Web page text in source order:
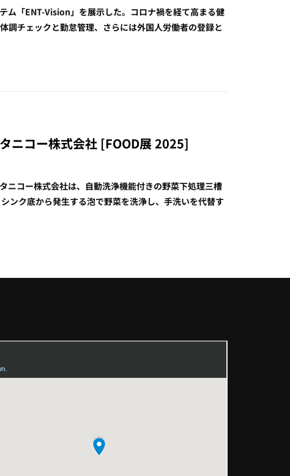
ム「ENT-Vision」を展示した。コロナ禍を経て高まる健
調チェックと勤怠管理、さらには外国人労働者の登録と
ニコー株式会社 [FOOD展 2025]
ニコー株式会社は、自動洗浄機能付きの野菜下処理三槽
ンク底から発生する泡で野菜を洗浄し、手洗いを代替す